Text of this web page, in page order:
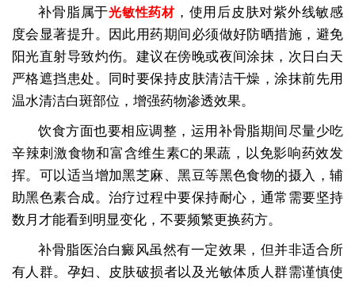
补骨脂属于光敏性药材，使用后皮肤对紫外线敏感
度会显著提升。因此用药期间必须做好防晒措施，避免
阳光直射导致灼伤。建议在傍晚或夜间涂抹，次日白天
严格遮挡患处。同时要保持皮肤清洁干燥，涂抹前先用
温水清洁白斑部位，增强药物渗透效果。
饮食方面也要相应调整，运用补骨脂期间尽量少吃
辛辣刺激食物和富含维生素C的果蔬，以免影响药效发
挥。可以适当增加黑芝麻、黑豆等黑色食物的摄入，辅
助黑色素合成。治疗过程中要保持耐心，通常需要坚持
数月才能看到明显变化，不要频繁更换药方。
补骨脂医治白癜风虽然有一定效果，但并非适合所
有人群。孕妇、皮肤破损者以及光敏体质人群需谨慎使